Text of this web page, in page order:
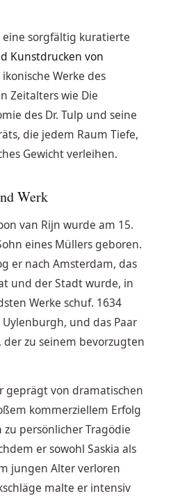
eine sorgfältig kuratierte
Kunstdrucken von
Werke des
Zeitalters wie Die
des Dr. Tulp und seine
die jedem Raum Tiefe,
Gewicht verleihen.
Werk
van Rijn wurde am 15.
eines Müllers geboren.
er nach Amsterdam, das
und der Stadt wurde, in
Werke schuf. 1634
und das Paar
zu seinem bevorzugten
geprägt von dramatischen
kommerziellem Erfolg
persönlicher Tragödie
er sowohl Saskia als
jungen Alter verloren
malte er intensiv